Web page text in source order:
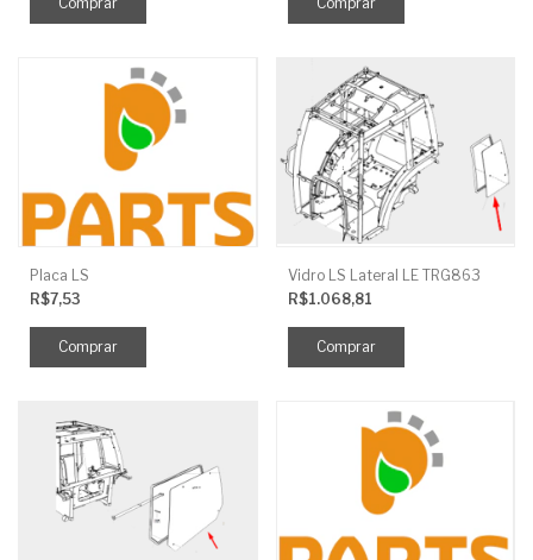
Placa LS
R$7,53
Vidro LS Lateral LE TRG863
R$1.068,81